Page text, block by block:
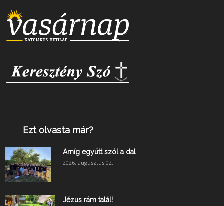
Ezt olvasta már?
Amíg együtt szól a dal
2026. augusztus 02.
Jézus rám talál!